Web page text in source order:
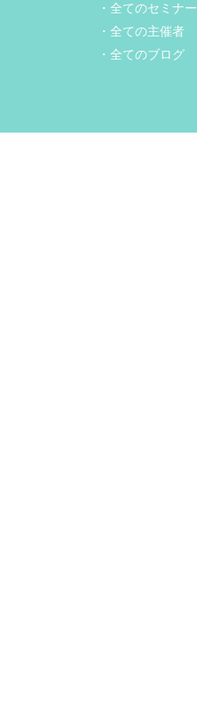
・全てのセミナー
・全ての主催者
・全てのブログ